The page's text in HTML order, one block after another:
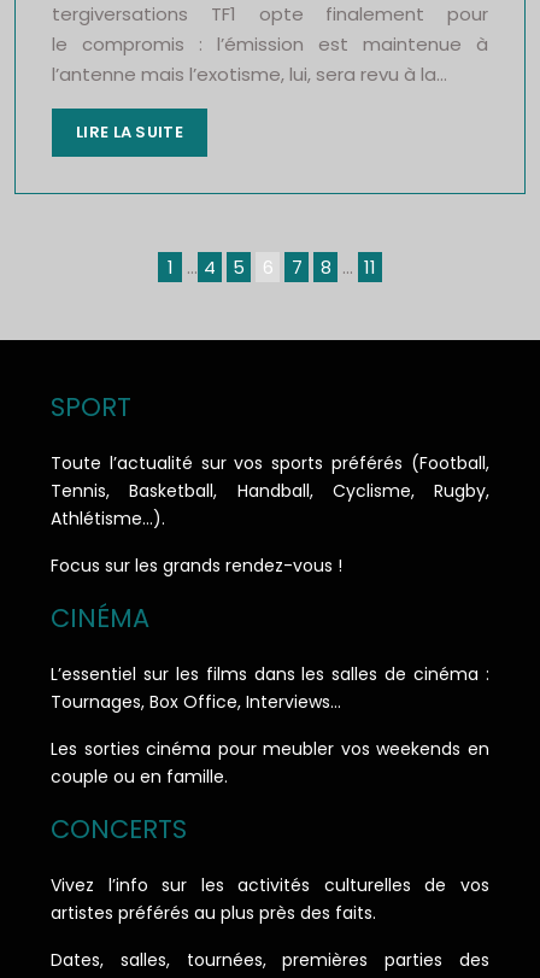
tergiversations TF1 opte finalement pour
le compromis : l’émission est maintenue à
l’antenne mais l’exotisme, lui, sera revu à la…
LIRE LA SUITE
1 … 4 5 6 7 8 … 11
SPORT
Toute l’actualité sur vos sports préférés (Football,
Tennis, Basketball, Handball, Cyclisme, Rugby,
Athlétisme…).
Focus sur les grands rendez-vous !
CINÉMA
L’essentiel sur les films dans les salles de cinéma :
Tournages, Box Office, Interviews…
Les sorties cinéma pour meubler vos weekends en
couple ou en famille.
CONCERTS
Vivez l’info sur les activités culturelles de vos
artistes préférés au plus près des faits.
Dates, salles, tournées, premières parties des